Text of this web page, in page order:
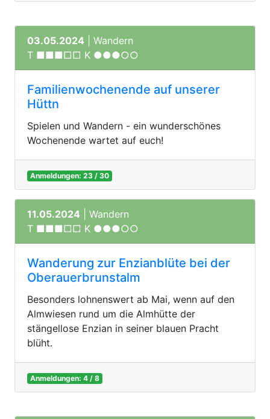
03.05.2024 | Wandern
T ■■■□□ K ●●●○○
Familienwochenende auf unserer
Hüttn
Spielen und Wandern - ein wunderschönes
Wochenende wartet auf euch!
Anmeldungen: 23 / 30
11.05.2024 | Wandern
T ■■■□□ K ●●●○○
Wanderung zur Enzianblüte bei der
Oberauerbrunstalm
Besonders lohnenswert ab Mai, wenn auf den
Almwiesen rund um die Almhütte der
stängellose Enzian in seiner blauen Pracht
blüht.
Anmeldungen: 4 / 8